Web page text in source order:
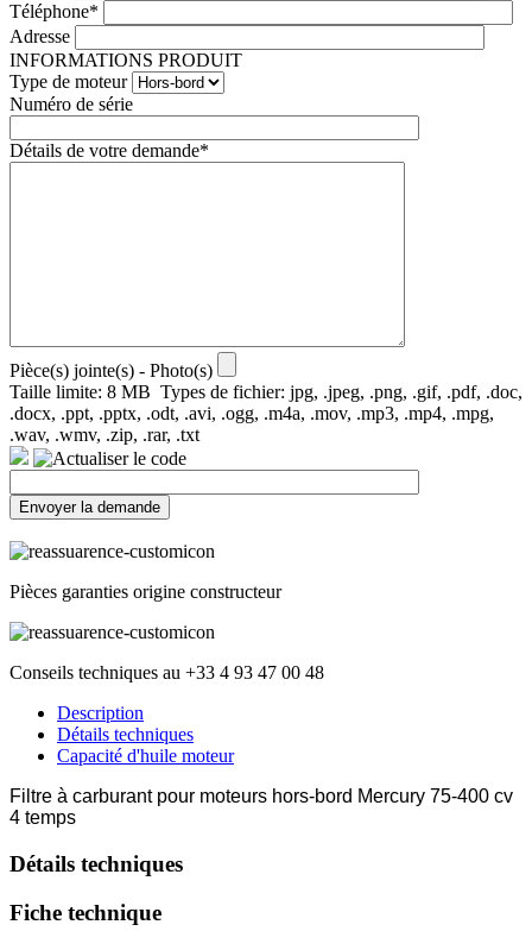
Téléphone*
Adresse
INFORMATIONS PRODUIT
Type de moteur
Numéro de série
Détails de votre demande*
Pièce(s) jointe(s) - Photo(s)
Taille limite: 8 MB Types de fichier: jpg, .jpeg, .png, .gif, .pdf, .doc,
.docx, .ppt, .pptx, .odt, .avi, .ogg, .m4a, .mov, .mp3, .mp4, .mpg,
.wav, .wmv, .zip, .rar, .txt
Pièces garanties origine constructeur
Conseils techniques au +33 4 93 47 00 48
Description
Détails techniques
Capacité d'huile moteur
Filtre à carburant pour moteurs hors-bord Mercury 75-400 cv
4 temps
Détails techniques
Fiche technique